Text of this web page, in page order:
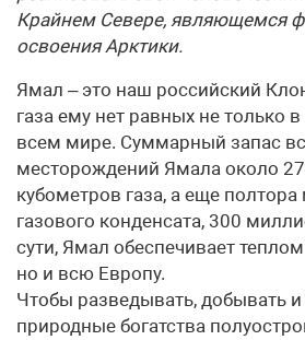
Крайнем Севере, являющемся
освоения Арктики.
Ямал – это наш российский
газа ему нет равных не только
всем мире. Суммарный запас
месторождений Ямала около
кубометров газа, а еще
газового конденсата, 300
сути, Ямал обеспечивает
но и всю Европу.
Чтобы разведывать, добывать
природные богатства